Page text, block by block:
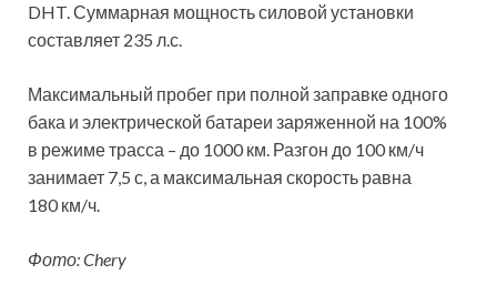
DHT. Суммарная мощность силовой установки
составляет 235 л.с.
Максимальный пробег при полной заправке одного
бака и электрической батареи заряженной на 100%
в режиме трасса – до 1000 км. Разгон до 100 км/ч
занимает 7,5 с, а максимальная скорость равна
180 км/ч.
Фото: Chery